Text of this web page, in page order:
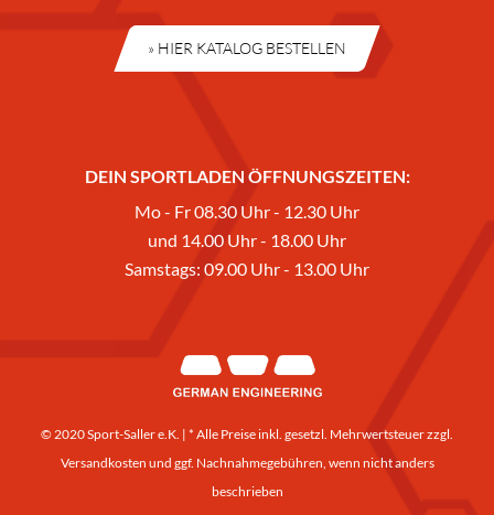
» HIER KATALOG BESTELLEN
DEIN SPORTLADEN ÖFFNUNGSZEITEN:
Mo - Fr 08.30 Uhr - 12.30 Uhr
und 14.00 Uhr - 18.00 Uhr
Samstags: 09.00 Uhr - 13.00 Uhr
© 2020 Sport-Saller e.K. | * Alle Preise inkl. gesetzl. Mehrwertsteuer zzgl.
Versandkosten und ggf. Nachnahmegebühren, wenn nicht anders
beschrieben